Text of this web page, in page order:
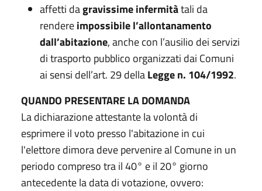
affetti dagravissime infermitàtali da
rendereimpossibile l’allontanamento
dall’abitazione, anche con l’ausilio dei servizi
di trasporto pubblico organizzati dai Comuni
ai sensi dell’art. 29 dellaLegge n. 104/1992.
QUANDO PRESENTARE LA DOMANDA
La dichiarazione attestante la volontà di
esprimere il voto presso l'abitazione in cui
l'elettore dimora deve pervenire al Comune in un
periodo compreso tra il 40° e il 20° giorno
antecedente la data di votazione, ovvero: